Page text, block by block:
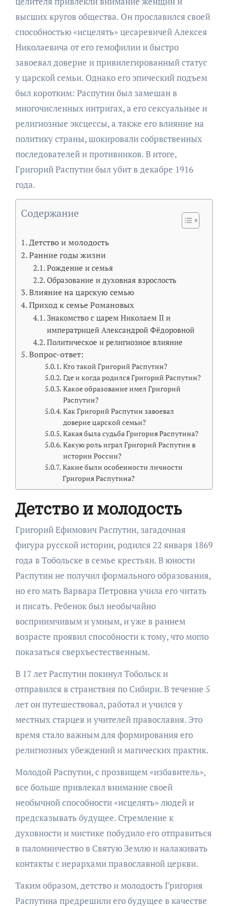
высших кругов общества. Он прославился своей
способностью «исцелять» цесаревичей Алексея
Николаевича от его гемофилии и быстро
завоевал доверие и привилегированный статус
у царской семьи. Однако его эпический подъем
был коротким: Распутин был замешан в
многочисленных интригах, а его сексуальные и
религиозные эксцессы, а также его влияние на
политику страны, шокировали собрвственных
последователей и противников. В итоге,
Григорий Распутин был убит в декабре 1916
года.
Содержание
Детство и молодость
Ранние годы жизни
Рождение и семья
Образование и духовная взрослость
Влияние на царскую семью
Приход к семье Романовых
Знакомство с царем Николаем II и
императрицей Александрой Фёдоровной
Политическое и религиозное влияние
Вопрос-ответ:
Кто такой Григорий Распутин?
Где и когда родился Григорий Распутин?
Какое образование имел Григорий
Распутин?
Как Григорий Распутин завоевал
доверие царской семьи?
Какая была судьба Григория Распутина?
Какую роль играл Григорий Распутин в
истории России?
Какие были особенности личности
Григория Распутина?
Детство и молодость
Григорий Ефимович Распутин, загадочная
фигура русской истории, родился 22 января 1869
года в Тобольске в семье крестьян. В юности
Распутин не получил формального образования,
но его мать Варвара Петровна учила его читать
и писать. Ребенок был необычайно
восприимчивым и умным, и уже в раннем
возрасте проявил способности к тому, что могло
показаться сверхъестественным.
В 17 лет Распутин покинул Тобольск и
отправился в странствия по Сибири. В течение 5
лет он путешествовал, работал и учился у
местных старцев и учителей православия. Это
время стало важным для формирования его
религиозных убеждений и магических практик.
Молодой Распутин, с прозвищем «избавитель»,
все больше привлекал внимание своей
необычной способности «исцелять» людей и
предсказывать будущее. Стремление к
духовности и мистике побудило его отправиться
в паломничество в Святую Землю и налаживать
контакты с иерархами православной церкви.
Таким образом, детство и молодость Григория
Распутина предрешили его будущее в качестве